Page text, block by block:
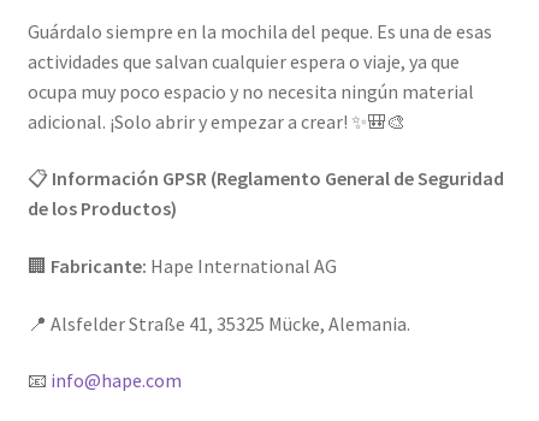
Guárdalo siempre en la mochila del peque. Es una de esas
actividades que salvan cualquier espera o viaje, ya que
ocupa muy poco espacio y no necesita ningún material
adicional. ¡Solo abrir y empezar a crear! ✨🎒🎨
📋 Información GPSR (Reglamento General de Seguridad
de los Productos)
🏢 Fabricante: Hape International AG
📍 Alsfelder Straße 41, 35325 Mücke, Alemania.
📧 info@hape.com